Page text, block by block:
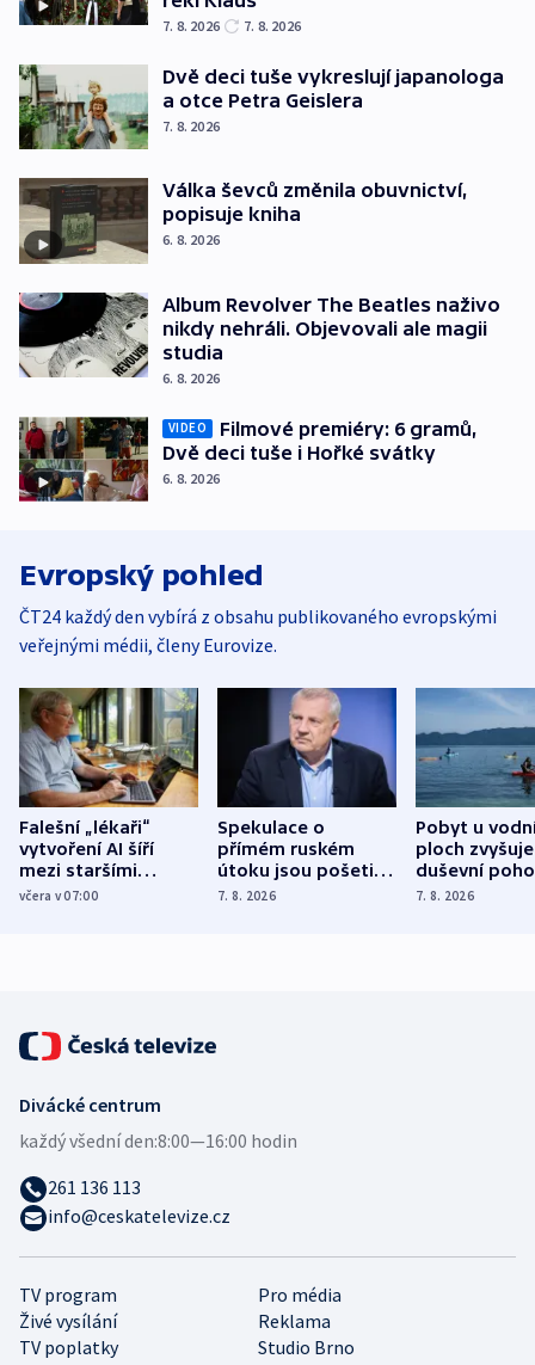
7. 8. 2026 7. 8. 2026
Dvě deci tuše vykreslují japanologa
a otce Petra Geislera
7. 8. 2026
Válka ševců změnila obuvnictví,
popisuje kniha
6. 8. 2026
Album Revolver The Beatles naživo
nikdy nehráli. Objevovali ale magii
studia
6. 8. 2026
VIDEO
Filmové premiéry: 6 gramů,
Dvě deci tuše i Hořké svátky
6. 8. 2026
Evropský pohled
ČT24 každý den vybírá z obsahu publikovaného evropskými
veřejnými médii, členy Eurovize.
Falešní „lékaři“
vytvoření AI šíří
mezi staršími
Poláky nebezpečné
včera v 07:00
Spekulace o
přímém ruském
útoku jsou pošetilé,
míní estonský
7. 8. 2026
Pobyt u
ploch zvyšuje
duševní
ukázala
7. 8. 2026
TV program
Pro média
Živé vysílání
Reklama
TV poplatky
Studio Brno
Divácké centrum
každý všední den:8:00—16:00 hodin
261 136 113
info@ceskatelevize.cz